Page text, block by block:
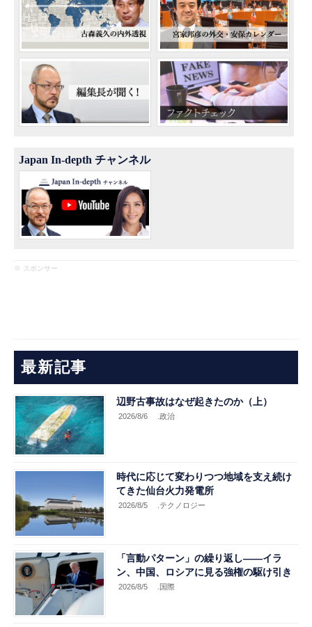
Japan In-depth チャンネル
※ スポンサー
最新記事
辺野古事故はなぜ起きたのか（上）
2026/8/6 .政治
時代に応じて変わりつつ地域を支え続け
てきた仙台火力発電所
2026/8/5 .テクノロジー
「言動パターン」の繰り返し――イラ
ン、中国、ロシアに見る強権の駆け引き
2026/8/5 .国際